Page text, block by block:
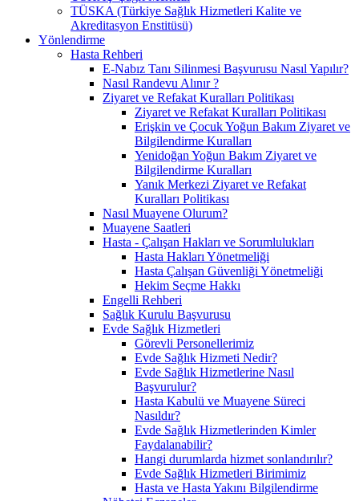
TÜSKA (Türkiye Sağlık Hizmetleri Kalite ve
Akreditasyon Enstitüsü)
Yönlendirme
Hasta Rehberi
E-Nabız Tanı Silinmesi Başvurusu Nasıl Yapılır?
Nasıl Randevu Alınır ?
Ziyaret ve Refakat Kuralları Politikası
Ziyaret ve Refakat Kuralları Politikası
Erişkin ve Çocuk Yoğun Bakım Ziyaret ve
Bilgilendirme Kuralları
Yenidoğan Yoğun Bakım Ziyaret ve
Bilgilendirme Kuralları
Yanık Merkezi Ziyaret ve Refakat
Kuralları Politikası
Nasıl Muayene Olurum?
Muayene Saatleri
Hasta - Çalışan Hakları ve Sorumlulukları
Hasta Hakları Yönetmeliği
Hasta Çalışan Güvenliği Yönetmeliği
Hekim Seçme Hakkı
Engelli Rehberi
Sağlık Kurulu Başvurusu
Evde Sağlık Hizmetleri
Görevli Personellerimiz
Evde Sağlık Hizmeti Nedir?
Evde Sağlık Hizmetlerine Nasıl
Başvurulur?
Hasta Kabulü ve Muayene Süreci
Nasıldır?
Evde Sağlık Hizmetlerinden Kimler
Faydalanabilir?
Hangi durumlarda hizmet sonlandırılır?
Evde Sağlık Hizmetleri Birimimiz
Hasta ve Hasta Yakını Bilgilendirme